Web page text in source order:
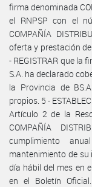
firma denominada
el RNPSP con el
COMPAÑÍA
oferta y prestación
- REGISTRAR que la
S.A. ha declarado
la Provincia de
propios. 5 -
Artículo 2 de la
COMPAÑÍA
cumplimiento
mantenimiento de
día hábil del mes en
en el Boletín